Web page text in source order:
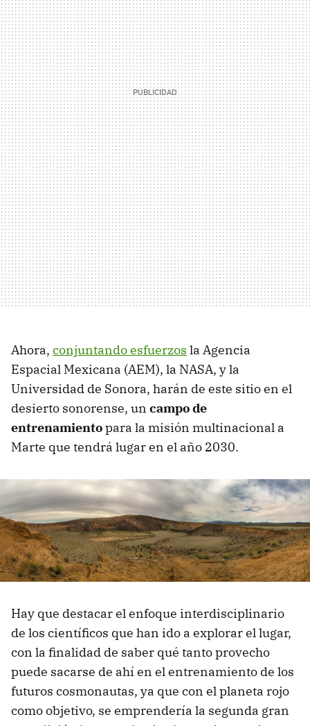
Ahora, conjuntando esfuerzos la Agencia
Espacial Mexicana (AEM), la NASA, y la
Universidad de Sonora, harán de este sitio en el
desierto sonorense, un campo de
entrenamientopara la misión multinacional a
Marte que tendrá lugar en el año 2030.
Hay que destacar el enfoque interdisciplinario
de los científicos que han ido a explorar el lugar,
con la finalidad de saber qué tanto provecho
puede sacarse de ahí en el entrenamiento de los
futuros cosmonautas, ya que con el planeta rojo
como objetivo, se emprendería la segunda gran